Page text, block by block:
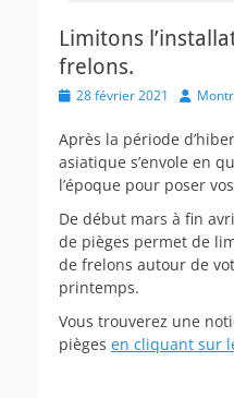
Limitons
frelons.
Posted
28 février 2021 Author
Après la période
asiatique s’envole en
l’époque pour poser
De début mars à fin
de pièges permet de
de frelons autour de
printemps.
Vous trouverez une
pièges en cliquant sur